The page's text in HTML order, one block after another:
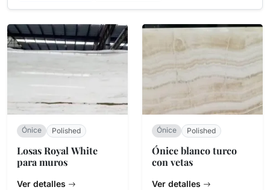
Ónice Polished
Losas Royal White
para muros
Ver detalles
Ónice Polished
Ónice blanco turco
con vetas
Ver detalles